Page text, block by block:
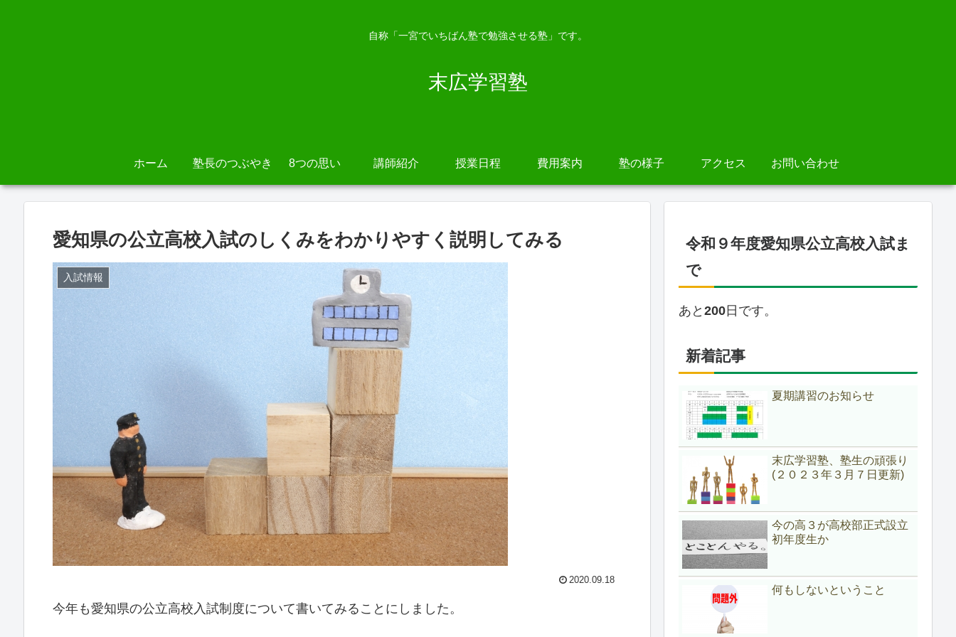
自称「一宮でいちばん塾で勉強させる塾」です。
末広学習塾
ホーム 塾長のつぶやき 8つの思い 講師紹介 授業日程 費用案内 塾の様子 アクセス お問い合わせ
愛知県の公立高校入試のしくみをわかりやすく説明してみる
入試情報
2020.09.18
今年も愛知県の公立高校入試制度について書いてみることにしました。
令和９年度愛知県公立高校入試ま
で
あと 200 日です。
新着記事
夏期講習のお知らせ
末広学習塾、塾生の頑張り
(２０２３年３月７日更新)
今の高３が高校部正式設立
初年度生か
何もしないということ